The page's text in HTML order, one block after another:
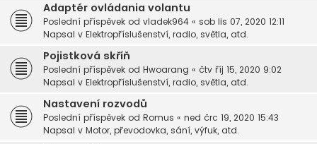
Adaptér ovládania volantu
Poslední příspěvek od vladek964 « sob lis 07, 2020 12:11
Napsal v Elektropříslušenství, radio, světla, atd.
Pojistková skříň
Poslední příspěvek od Hwoarang « čtv říj 15, 2020 9:02
Napsal v Elektropříslušenství, radio, světla, atd.
Nastavení rozvodů
Poslední příspěvek od Romus « ned črc 19, 2020 15:43
Napsal v Motor, převodovka, sání, výfuk, atd.